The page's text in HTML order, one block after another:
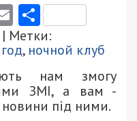
Email
| Метки:
, ночной клуб
нам змогу
ЗМІ, а вам -
під ними.